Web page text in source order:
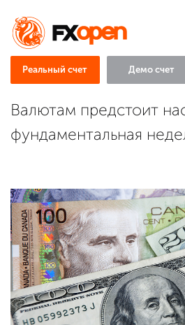
Реальный счет Демо счет
Валютам предстоит
фундаментальная